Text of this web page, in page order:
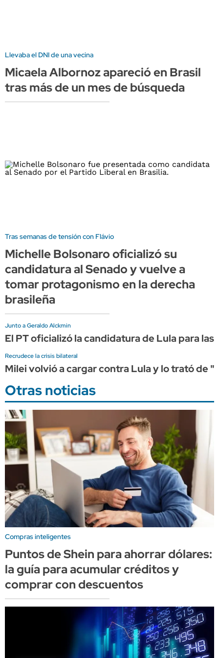
Llevaba el DNI de una vecina
Micaela Albornoz apareció en Brasil
tras más de un mes de búsqueda
Tras semanas de tensión con Flávio
Michelle Bolsonaro oficializó su
candidatura al Senado y vuelve a
tomar protagonismo en la derecha
brasileña
Junto a Geraldo Alckmin
El PT oficializó la candidatura de Lula para
Recrudece la crisis bilateral
Milei volvió a cargar contra Lula y lo trató de
Otras noticias
Compras inteligentes
Puntos de Shein para ahorrar dólares:
la guía para acumular créditos y
comprar con descuentos